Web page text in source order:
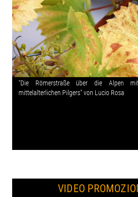
"Die Römerstraße über die Alpen
mittelalterlichen Pilgers" von Lucio Rosa
VIDEO